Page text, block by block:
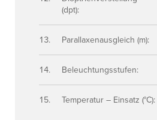
(dpt):
Parallaxenausgleich (m):
Beleuchtungsstufen:
Temperatur – Einsatz (°C):